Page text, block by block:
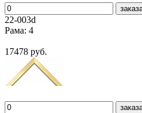
22-003d
Рама: 4
17478 руб.